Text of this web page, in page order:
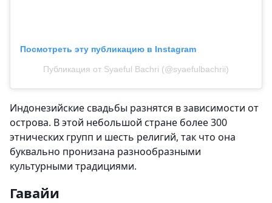
Посмотреть эту публикацию в Instagram
Публикация от Syaeful Bachri (@syaefulbachrii)
Индонезийские свадьбы разнятся в зависимости от
острова. В этой небольшой стране более 300
этнических групп и шесть религий, так что она
буквально пронизана разнообразными
культурными традициями.
Гавайи